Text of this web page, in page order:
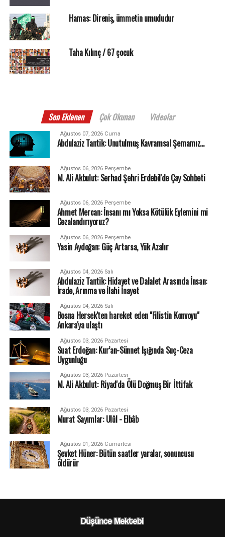
Hamas: Direniş, ümmetin umududur
Taha Kılınç / 67 çocuk
Son Eklenen Çok Okunan Videolar
Ağustos 07, 2026 Cuma
Abdulaziz Tantik: Unutulmuş Kavramsal Şemamız…
Ağustos 06, 2026 Perşembe
M. Ali Akbulut: Serhad Şehri Erdebil'de Çay Sohbeti
Ağustos 06, 2026 Perşembe
Ahmet Mercan: İnsanı mı Yoksa Kötülük Eylemini mi
Cezalandırıyoruz?
Ağustos 06, 2026 Perşembe
Yasin Aydoğan: Güç Artarsa, Yük Azalır
Ağustos 04, 2026 Salı
Abdulaziz Tantik: Hidayet ve Dalalet Arasında İnsan:
İrade, Arınma ve İlahi İnayet
Ağustos 04, 2026 Salı
Bosna Hersek'ten hareket eden "Filistin Konvoyu"
Ankara'ya ulaştı
Ağustos 03, 2026 Pazartesi
Suat Erdoğan: Kur’an-Sünnet Işığında Suç-Ceza
Uygunluğu
Ağustos 03, 2026 Pazartesi
M. Ali Akbulut: Riyad'da Ölü Doğmuş Bir İttifak
Ağustos 03, 2026 Pazartesi
Murat Sayımlar: Ulûl - Elbâb
Ağustos 01, 2026 Cumartesi
Şevket Hüner: Bütün saatler yaralar, sonuncusu
öldürür